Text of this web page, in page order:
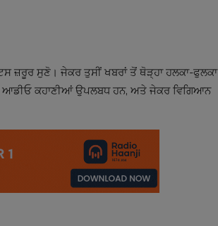
ਜ਼ਰੂਰ ਸੁਣੋ। ਜੇਕਰ ਤੁਸੀਂ ਖਬਰਾਂ ਤੋਂ ਥੋੜ੍ਹਾ ਹਲਕਾ-ਫੁਲਕਾ
ਕਹਾਣੀਆਂ ਉਪਲਬਧ ਹਨ, ਅਤੇ ਜੇਕਰ ਵਿਗਿਆਨ